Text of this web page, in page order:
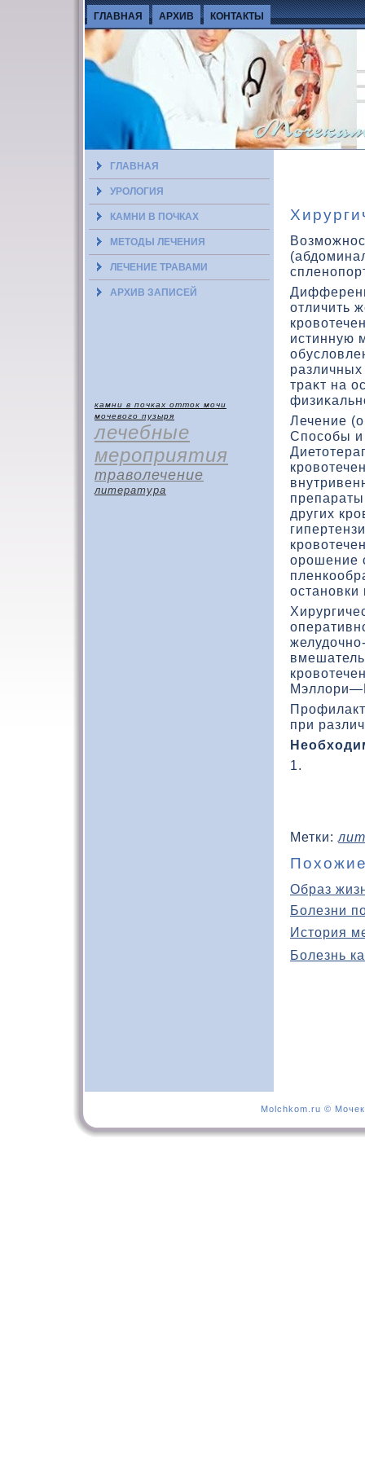
ГЛАВНАЯ АРХИВ КОНТАКТЫ
ГЛАВНАЯ
УРОЛОГИЯ
КАМНИ В ПОЧКАХ
МЕТОДЫ ЛЕЧЕНИЯ
ЛЕЧЕНИЕ ТРАВАМИ
АРХИВ ЗАПИСЕЙ
камни в почках отток мочи
мочевого пузыря
лечебные
мероприятия
траволечение
литература
отличить
истинную
траκт на
Лечение
Способы и
других
орошение
при
1.
Метки:
Образ
Болезни
История
Болезнь
Molchkom.ru ©